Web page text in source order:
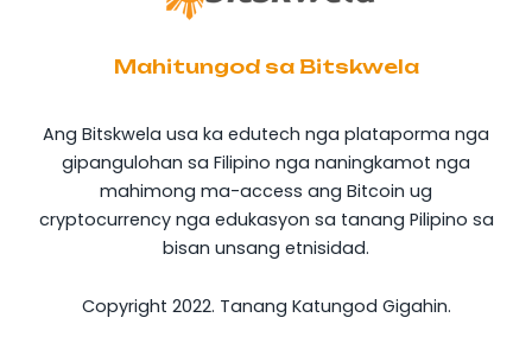
Mahitungod sa Bitskwela
Ang Bitskwela usa ka edutech nga plataporma nga
gipangulohan sa Filipino nga naningkamot nga
mahimong ma-access ang Bitcoin ug
cryptocurrency nga edukasyon sa tanang Pilipino sa
bisan unsang etnisidad.
Copyright 2022. Tanang Katungod Gigahin.